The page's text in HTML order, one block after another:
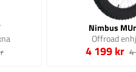
Nimbus
Offroad
4 199 kr 4